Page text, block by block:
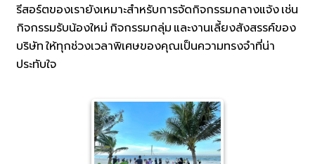
รีสอร์ตของเรายังเหมาะสำหรับการจัดกิจกรรมกลางแจ้ง เช่น
กิจกรรมรับน้องใหม่ กิจกรรมกลุ่ม และงานเลี้ยงสังสรรค์ของ
บริษัท ให้ทุกช่วงเวลาพิเศษของคุณเป็นความทรงจำที่น่า
ประทับใจ